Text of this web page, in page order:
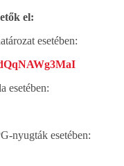
el:
esetében:
esetében:
nyugták esetében: